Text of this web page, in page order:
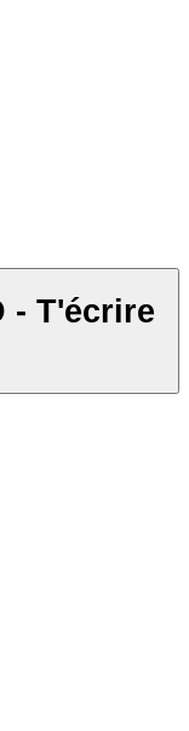
- T'écrire